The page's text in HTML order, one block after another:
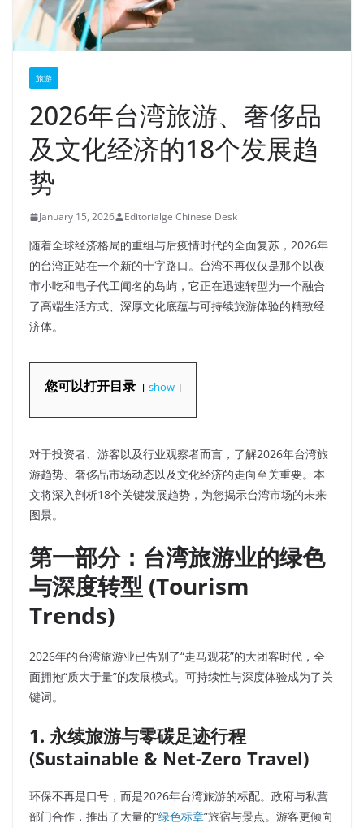
旅游
2026年台湾旅游、奢侈品
及文化经济的18个发展趋
势
January 15, 2026 Editorialge Chinese Desk
随着全球经济格局的重组与后疫情时代的全面复苏，2026年
的台湾正站在一个新的十字路口。台湾不再仅仅是那个以夜
市小吃和电子代工闻名的岛屿，它正在迅速转型为一个融合
了高端生活方式、深厚文化底蕴与可持续旅游体验的精致经
济体。
您可以打开目录 show
对于投资者、游客以及行业观察者而言，了解2026年台湾旅
游趋势、奢侈品市场动态以及文化经济的走向至关重要。本
文将深入剖析18个关键发展趋势，为您揭示台湾市场的未来
图景。
第一部分：台湾旅游业的绿色
与深度转型 (Tourism
Trends)
2026年的台湾旅游业已告别了“走马观花”的大团客时代，全
面拥抱“质大于量”的发展模式。可持续性与深度体验成为了关
键词。
1. 永续旅游与零碳足迹行程
(Sustainable & Net-Zero Travel)
环保不再是口号，而是2026年台湾旅游的标配。政府与私营
部门合作，推出了大量的“绿色标章”旅宿与景点。游客更倾向